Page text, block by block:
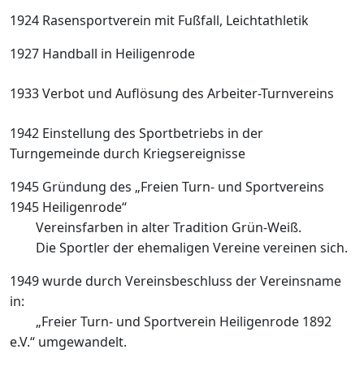
1924 Rasensportverein mit Fußfall, Leichtathletik
1927 Handball in Heiligenrode
1933 Verbot und Auflösung des Arbeiter-Turnvereins
1942 Einstellung des Sportbetriebs in der
Turngemeinde durch Kriegsereignisse
1945 Gründung des „Freien Turn- und Sportvereins
1945 Heiligenrode“
Vereinsfarben in alter Tradition Grün-Weiß.
Die Sportler der ehemaligen Vereinevereinen sich.
1949 wurde durch Vereinsbeschluss derVereinsname
in:
„Freier Turn- und Sportverein Heiligenrode 1892
e.V.“ umgewandelt.